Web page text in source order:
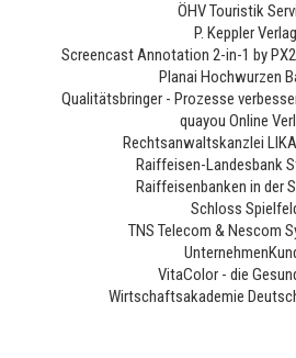
ÖHV Touristik
P. Keppler Verlag
Screencast Annotation 2-in-1 by
Planai Hochwurzen
Qualitätsbringer - Prozesse
quayou Online
Rechtsanwaltskanzlei
Raiffeisen-Landesbank
Raiffeisenbanken in der
Schloss
TNS Telecom & Nescom
VitaColor - die
Wirtschaftsakademie